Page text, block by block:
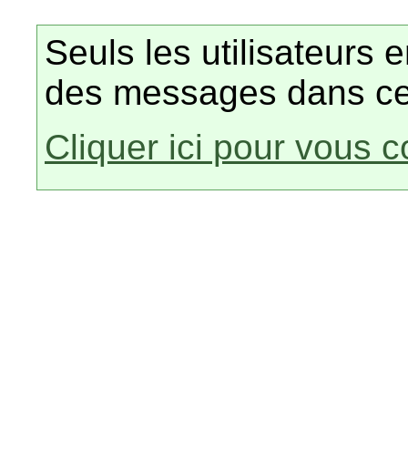
Seuls les utilisateurs
des messages dans
Cliquer ici pour vous